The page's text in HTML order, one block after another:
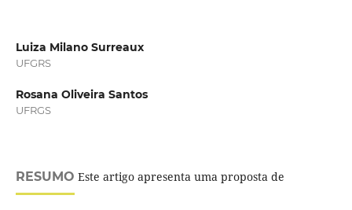
Luiza Milano Surreaux
UFGRS
Rosana Oliveira Santos
UFRGS
RESUMO Este artigo apresenta uma proposta de